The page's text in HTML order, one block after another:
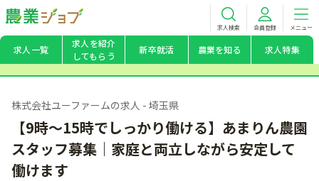
求人検索 会員登録 メニュー
求人一覧
求人を紹介
してもらう
新卒就活 農業を知る 求人特集
株式会社ユーファームの求人 - 埼玉県
【9時〜15時でしっかり働ける】あまりん農園
スタッフ募集｜家庭と両立しながら安定して
働けます